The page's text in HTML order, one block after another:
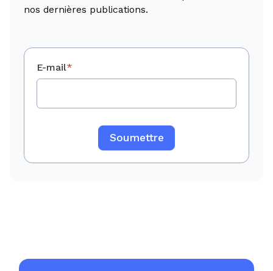
nos dernières publications.
E-mail*